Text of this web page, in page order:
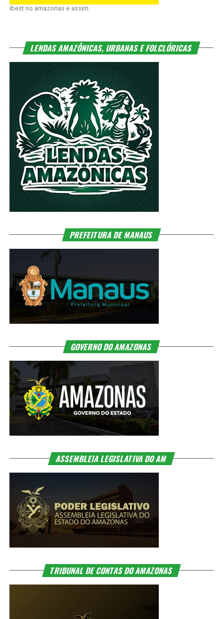
ibest no amazonas e assim
LENDAS AMAZÔNICAS, URBANAS E FOLCLÓRICAS
PREFEITURA DE MANAUS
GOVERNO DO AMAZONAS
ASSEMBLEIA LEGISLATIVA DO AM
TRIBUNAL DE CONTAS DO AMAZONAS